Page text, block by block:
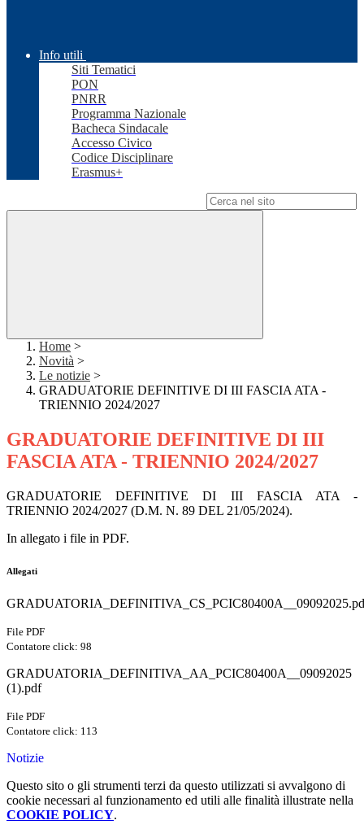
Info utili
Siti Tematici
PON
PNRR
Programma Nazionale
Bacheca Sindacale
Accesso Civico
Codice Disciplinare
Erasmus+
Home >
Novità >
Le notizie >
GRADUATORIE DEFINITIVE DI III FASCIA ATA -
TRIENNIO 2024/2027
GRADUATORIE DEFINITIVE DI III
FASCIA ATA - TRIENNIO 2024/2027
GRADUATORIE DEFINITIVE DI III FASCIA ATA -
TRIENNIO 2024/2027 (D.M. N. 89 DEL 21/05/2024).
In allegato i file in PDF.
Allegati
File PDF
Contatore click: 98
GRADUATORIA_DEFINITIVA_AA_PCIC80400A__09092025
(1).pdf
File PDF
Contatore click: 113
Notizie
Questo sito o gli strumenti terzi da questo utilizzati si avvalgono di
cookie necessari al funzionamento ed utili alle finalità illustrate nella
COOKIE POLICY.